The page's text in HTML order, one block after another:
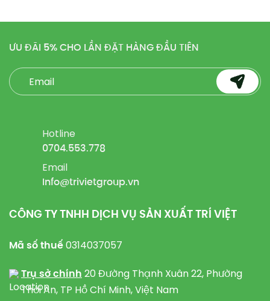
ƯU ĐÃI 5%CHO LẦN ĐẶT HÀNG ĐẦU TIÊN
Hotline
0704.553.778
Email
Info@trivietgroup.vn
CÔNG TY TNHH DỊCH VỤ SẢN XUẤT TRÍ VIỆT
Mã số thuế0314037057
Trụ sở chính 20 Đường Thạnh Xuân 22, Phường
Thới An, TP Hồ Chí Minh, Việt Nam